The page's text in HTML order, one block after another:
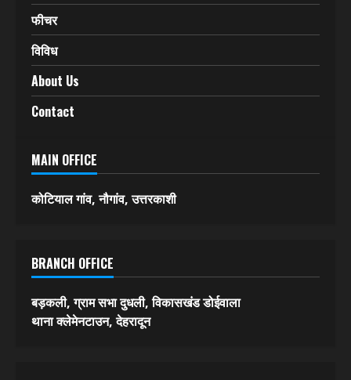
फीचर
विविध
About Us
Contact
MAIN OFFICE
कोटियाल गांव, नौगांव, उत्तरकाशी
BRANCH OFFICE
बड़कली, ग्राम सभा दुधली, विकासखंड डोईवाला
थाना क्लेमेनटाउन, देहरादून